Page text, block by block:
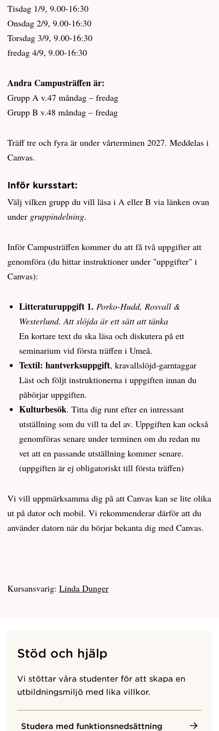
Tisdag 1/9, 9.00-16:30
Onsdag 2/9, 9.00-16:30
Torsdag 3/9, 9.00-16:30
fredag 4/9, 9.00-16:30
Andra Campusträffen är:
Grupp A v.47 måndag – fredag
Grupp B v.48 måndag – fredag
Träff tre och fyra är under vårterminen 2027. Meddelas i
Canvas.
Inför kursstart:
Välj vilken grupp du vill läsa i A eller B via länken ovan
under gruppindelning.
Inför Campusträffen kommer du att få två uppgifter att
genomföra (du hittar instruktioner under "uppgifter" i
Canvas):
Litteraturuppgift 1. Porko-Hudd, Rosvall &
Westerlund. Att slöjda är ett sätt att tänka
En kortare text du ska läsa och diskutera på ett
seminarium vid första träffen i Umeå.
Textil: hantverksuppgift, kravallslöjd-garntaggar
Läst och följt instruktionerna i uppgiften innan du
påbörjar uppgiften.
Kulturbesök. Titta dig runt efter en intressant
utställning som du vill ta del av. Uppgiften kan också
genomföras senare under terminen om du redan nu
vet att en passande utställning kommer senare.
(uppgiften är ej obligatoriskt till första träffen)
Vi vill uppmärksamma dig på att Canvas kan se lite olika
ut på dator och mobil. Vi rekommenderar därför att du
använder datorn när du börjar bekanta dig med Canvas.
Kursansvarig: Linda Dunger
Stöd och hjälp
Vi stöttar våra studenter för att skapa en
utbildningsmiljö med lika villkor.
Studera med funktionsnedsättning